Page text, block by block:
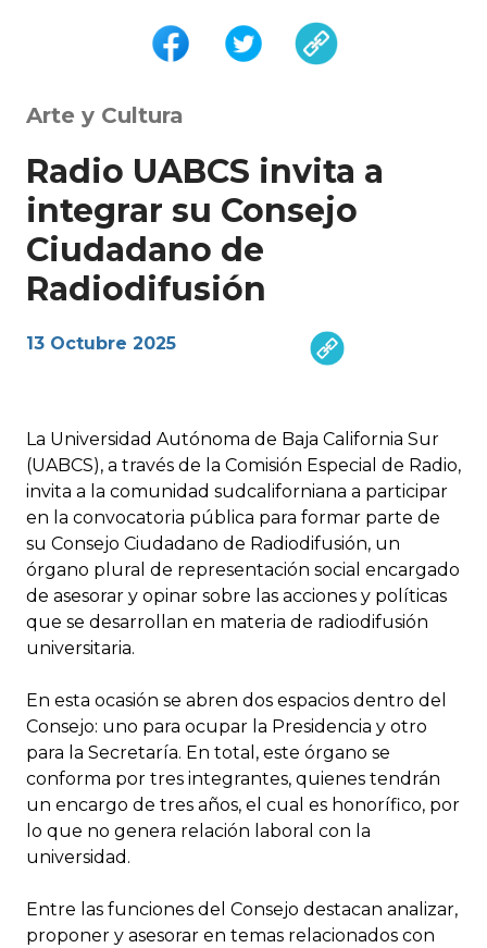
Arte y Cultura
Radio UABCS invita a
integrar su Consejo
Ciudadano de
Radiodifusión
13 Octubre 2025
La Universidad Autónoma de Baja California Sur
(UABCS), a través de la Comisión Especial de Radio,
invita a la comunidad sudcaliforniana a participar
en la convocatoria pública para formar parte de
su Consejo Ciudadano de Radiodifusión, un
órgano plural de representación social encargado
de asesorar y opinar sobre las acciones y políticas
que se desarrollan en materia de radiodifusión
universitaria.
En esta ocasión se abren dos espacios dentro del
Consejo: uno para ocupar la Presidencia y otro
para la Secretaría. En total, este órgano se
conforma por tres integrantes, quienes tendrán
un encargo de tres años, el cual es honorífico, por
lo que no genera relación laboral con la
universidad.
Entre las funciones del Consejo destacan analizar,
proponer y asesorar en temas relacionados con